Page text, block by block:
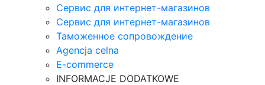
Сервис для интернет-магазинов
Сервис для интернет-магазинов
Таможенное сопровождение
Agencja celna
E-commerce
INFORMACJE DODATKOWE